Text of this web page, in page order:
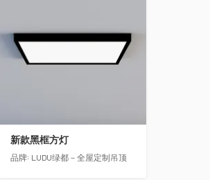
新款黑框方灯
品牌: LUDU绿都－全屋定制吊顶